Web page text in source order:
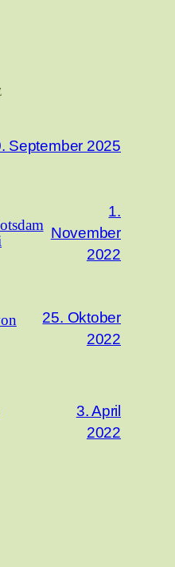
September 2025
1.
November
2022
25. Oktober
2022
3. April
2022